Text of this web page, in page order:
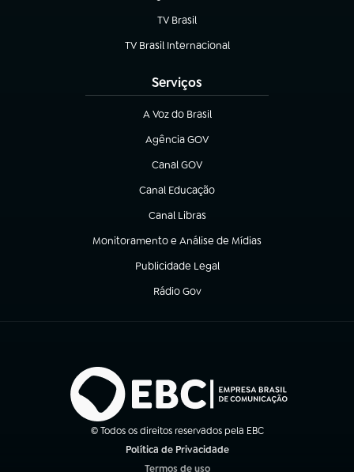
TV Brasil
(abre em nova aba)
TV Brasil Internacional
(abre em nova aba)
Serviços
A Voz do Brasil
(abre em nova aba)
Agência GOV
(abre em nova aba)
Canal GOV
(abre em nova aba)
Canal Educação
(abre em nova aba)
Canal Libras
(abre em nova aba)
Monitoramento e Análise de Mídias
(abre em nova aba)
Publicidade Legal
(abre em nova aba)
Rádio Gov
(abre em nova aba)
© Todos os direitos reservados pela EBC
Política de Privacidade
Termos de uso